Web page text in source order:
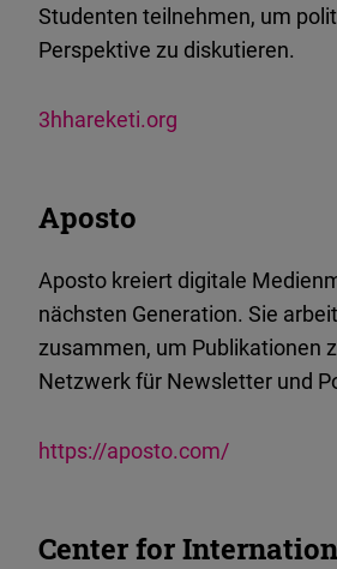
Studenten teilnehmen, um
Perspektive zu diskutieren.
3hhareketi.org
Aposto
Aposto kreiert digitale
nächsten Generation. Sie
zusammen, um Publikationen
Netzwerk für Newsletter und
https://aposto.com/
Center for